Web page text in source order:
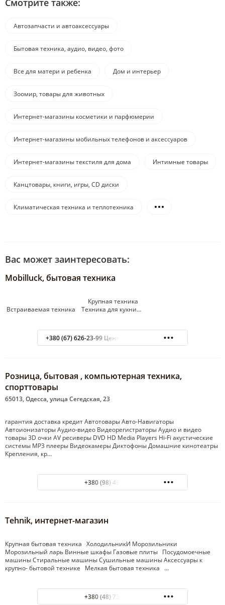
Смотрите также:
Автозапчасти и автоаксессуары
Бытовая техника, аудио, видео, фото
Все для матери и ребенка Дом и интерьер
Зоомир, товары для животных
Интернет-магазины косметики и парфюмерии
Интернет-магазины мобильных телефонов и аксессуаров
Интернет-магазины текстиля для дома Интимные товары
Канцтовары, книги, игры, CD диски
Климатическая техника и теплотехника
Вас может заинтересовать:
Mobilluck, бытовая техника
Крупная техника
Встраиваемая техника Техника для кухни…
+380 (67) 626-23-99 Центр обработки заказов
Розница, бытовая , компьютерная техника,
спорттовары
65013, Одесса, улица Сегедская, 23
гарантия доставка кредит Автотовары Авто-Навигаторы
Автоионизаторы Аудио-видео Видеорегистраторы Аудио и видео
товары 3D очки AV ресиверы DVD HD Media Players Hi-Fi акустические
системы MP3 плееры Видеокамеры Диктофоны Домашние кинотеатры
Крепления, кр…
+380 (98) 495-07-40
Tehnik, интернет-магазин
Крупная бытовая техника ХолодильникИ Морозильники
Морозильный ларь Винные шкафы Газовые плиты Посудомоечные
машины Стиральные машины Сушильные машины Аксессуары к
крупно- бытовой технике Мелкая бытовая техника …
+380 (48) 737-39-01